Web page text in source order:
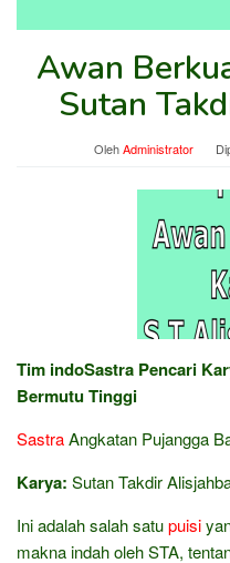
Awan
Sutan
OlehAdministrator
Tim indoSastra Pencari
Bermutu Tinggi
SastraAngkatan Pujangga
Karya: Sutan Takdir
Ini adalah salah satupuisi
makna indah oleh STA,